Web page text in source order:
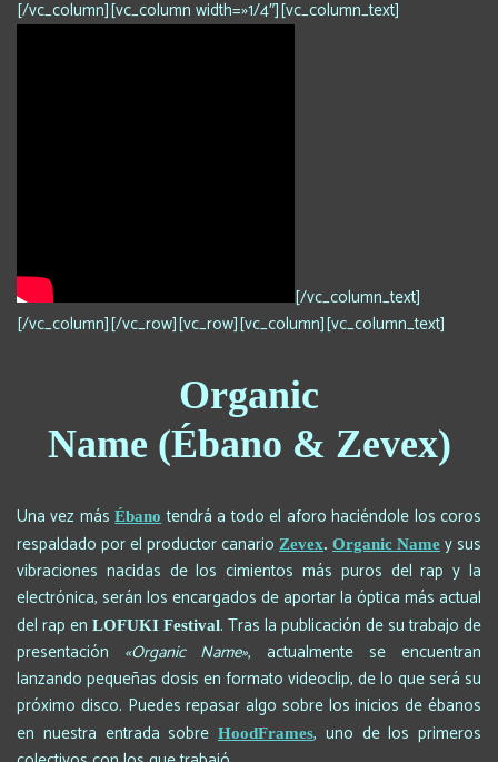
[/vc_column][vc_column width=»1/4″][vc_column_text]
[/vc_column_text]
[/vc_column][/vc_row][vc_row][vc_column][vc_column_text]
Organic
Name (Ébano & Zevex)
Una vez másÉbanotendrá a todo el aforo haciéndole los coros
respaldado por el productor canario Zevex. Organic Name y sus
vibraciones nacidas de los cimientos más puros del rap y la
electrónica, serán los encargados de aportar la óptica más actual
del rap en LOFUKI Festival. Tras la publicación de su trabajo de
presentación «Organic Name», actualmente se encuentran
lanzando pequeñas dosis en formato videoclip, de lo que será su
próximo disco. Puedes repasar algo sobre los inicios de ébanos
en nuestra entrada sobre HoodFrames, uno de los primeros